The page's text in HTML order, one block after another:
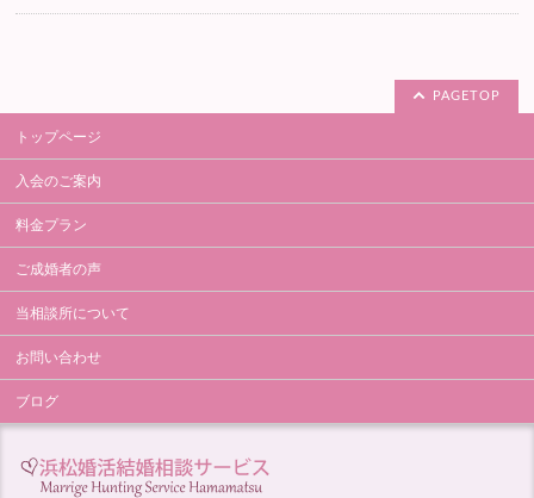
PAGETOP
トップページ
入会のご案内
料金プラン
ご成婚者の声
当相談所について
お問い合わせ
ブログ